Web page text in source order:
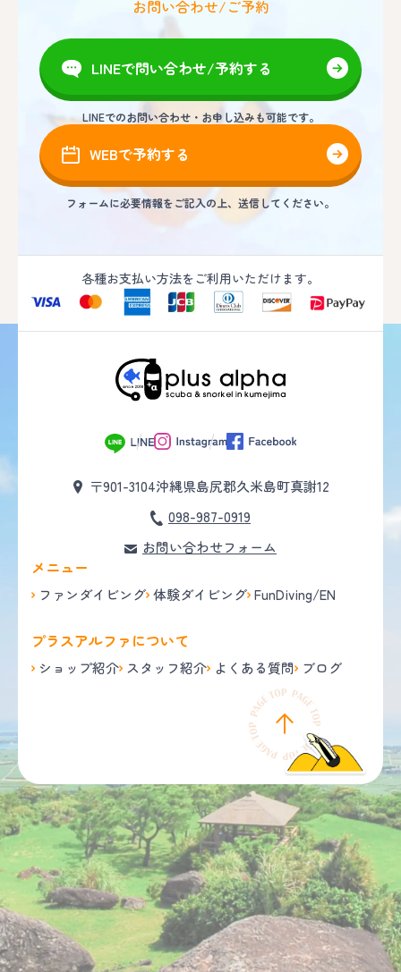
お問い合わせ/ご予約
LINEで問い合わせ/予約する
LINEでのお問い合わせ・お申し込みも可能です。
WEBで予約する
フォームに必要情報をご記入の上、送信してください。
各種お支払い方法をご利用いただけます。
〒901-3104沖縄県島尻郡久米島町真謝12
098-987-0919
お問い合わせフォーム
メニュー
ファンダイビング 体験ダイビング FunDiving/EN
プラスアルファについて
ショップ紹介 スタッフ紹介 よくある質問 ブログ